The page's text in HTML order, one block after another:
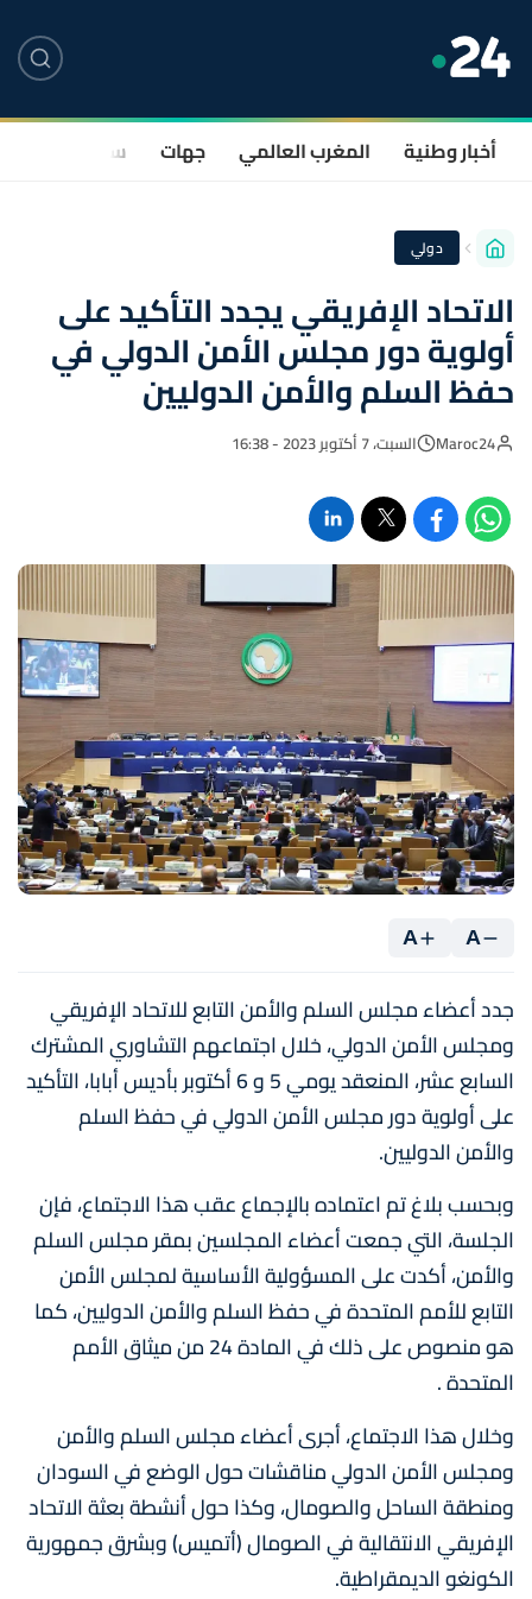
أخبار وطنية المغرب العالمي جهات سياسة
دولي
الاتحاد الإفريقي يجدد التأكيد على
أولوية دور مجلس الأمن الدولي في
حفظ السلم والأمن الدوليين
Maroc24 السبت، 7 أكتوبر 2023 - 16:38
A
A
جدد أعضاء مجلس السلم والأمن التابع للاتحاد الإفريقي
ومجلس الأمن الدولي، خلال اجتماعهم التشاوري المشترك
السابع عشر، المنعقد يومي 5 و 6 أكتوبر بأديس أبابا، التأكيد
على أولوية دور مجلس الأمن الدولي في حفظ السلم
والأمن الدوليين.
وبحسب بلاغ تم اعتماده بالإجماع عقب هذا الاجتماع، فإن
الجلسة، التي جمعت أعضاء المجلسين بمقر مجلس السلم
والأمن، أكدت على المسؤولية الأساسية لمجلس الأمن
التابع للأمم المتحدة في حفظ السلم والأمن الدوليين، كما
هو منصوص على ذلك في المادة 24 من ميثاق الأمم
المتحدة .
وخلال هذا الاجتماع، أجرى أعضاء مجلس السلم والأمن
ومجلس الأمن الدولي مناقشات حول الوضع في السودان
ومنطقة الساحل والصومال، وكذا حول أنشطة بعثة الاتحاد
الإفريقي الانتقالية في الصومال (أتميس) وبشرق جمهورية
الكونغو الديمقراطية.